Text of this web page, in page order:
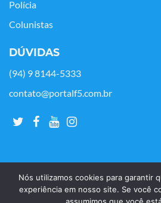
Polícia
Colunistas
DÚVIDAS
(94) 9 8144-5333
contato@portalf5.com.br
Nós utilizamos cookies para garantir
experiência em nosso site. Se você